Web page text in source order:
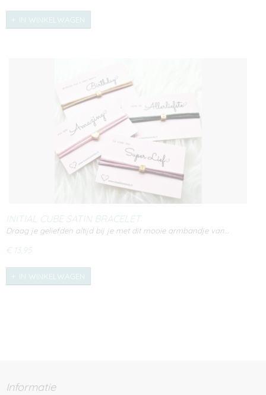
IN WINKELWAGEN
INITIAL CUBE SATIN BRACELET
Draag je geliefden altijd bij je met dit mooie armbandje van…
€ 13,95
IN WINKELWAGEN
Informatie